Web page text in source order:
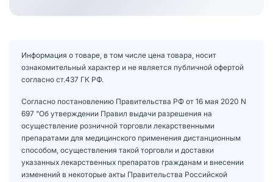
Информация о товаре, в том числе цена товара, носит
ознакомительный характер и не является публичной офертой
согласно ст.437 ГК РФ.
Согласно постановлению Правительства РФ от 16 мая 2020 N
697 "Об утверждении Правил выдачи разрешения на
осуществление розничной торговли лекарственными
препаратами для медицинского применения дистанционным
способом, осуществления такой торговли и доставки
указанных лекарственных препаратов гражданам и внесении
изменений в некоторые акты Правительства Российской